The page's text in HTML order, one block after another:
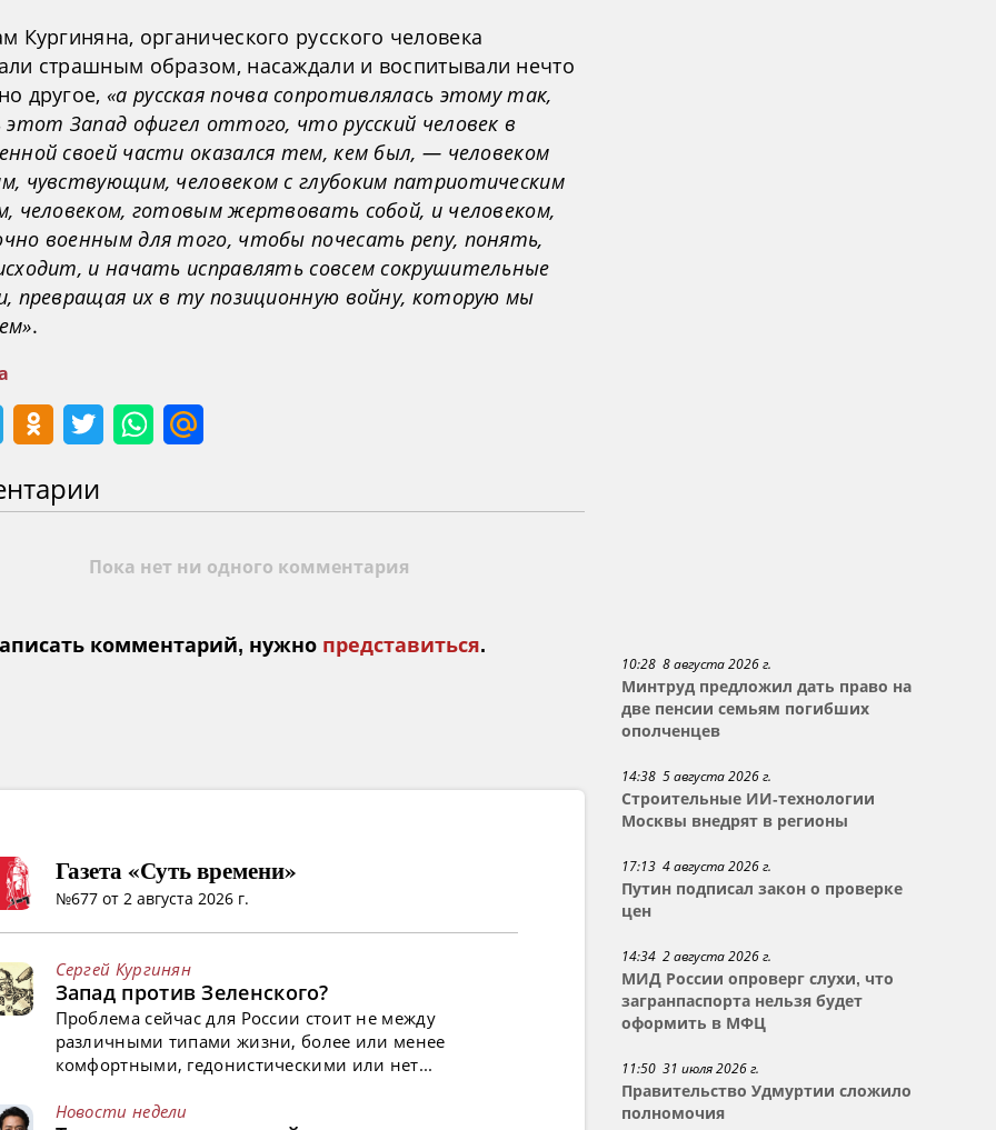
Кургиняна, органического русского человека
страшным образом, насаждали и воспитывали нечто
другое, «а русская почва сопротивлялась этому так,
этот Запад офигел оттого, что русский человек в
своей части оказался тем, кем был, — человеком
чувствующим, человеком с глубоким патриотическим
человеком, готовым жертвовать собой, и человеком,
военным для того, чтобы почесать репу, понять,
и начать исправлять совсем сокрушительные
превращая их в ту позиционную войну, которую мы
.
Пока нет ни одного комментария
комментарий, нужно представиться.
10:28 8 августа 2026 г.
Минтруд предложил дать право на
две пенсии семьям погибших
ополченцев
14:38 5 августа 2026 г.
Строительные ИИ-технологии
Москвы внедрят в регионы
17:13 4 августа 2026 г.
Путин подписал закон о проверке
цен
14:34 2 августа 2026 г.
МИД России опроверг слухи, что
загранпаспорта нельзя будет
оформить в МФЦ
11:50 31 июля 2026 г.
Правительство Удмуртии сложило
полномочия
Газета «Суть времени»
№677 от 2 августа 2026 г.
Сергей Кургинян
Запад против Зеленского?
Проблема сейчас для России стоит не между
различными типами жизни, более или менее
комфортными, гедонистическими или нет...
Новости недели